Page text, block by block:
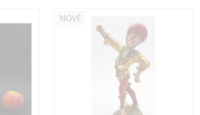
NOVÉ